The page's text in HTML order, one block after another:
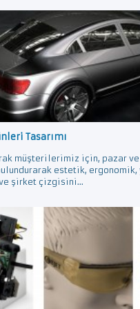
Tasarımı
müşterilerimiz için, pazar
estetik,
şirket çizgisini...